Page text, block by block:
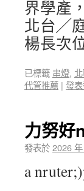
界學產
北台╱
楊長次
已標籤 串燈,
代管推薦 | 發
力努
發表於2026
a